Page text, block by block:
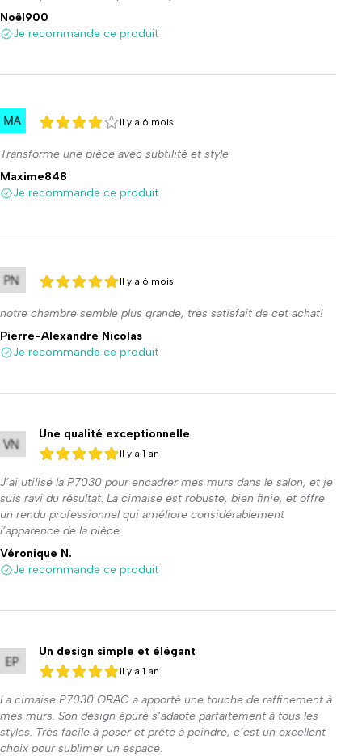
Noël900
Je recommande ce produit
4 sur 5
4 sur 5
Il y a 6 mois
Transforme une pièce avec subtilité et style
Maxime848
Je recommande ce produit
5 sur 5
5 sur 5
Il y a 6 mois
notre chambre semble plus grande, très satisfait de cet achat!
Pierre-Alexandre Nicolas
Je recommande ce produit
Une qualité exceptionnelle
5 sur 5
5 sur 5
Il y a 1 an
J’ai utilisé la P7030 pour encadrer mes murs dans le salon, et je
suis ravi du résultat. La cimaise est robuste, bien finie, et offre
un rendu professionnel qui améliore considérablement
l’apparence de la pièce.
Véronique N.
Je recommande ce produit
Un design simple et élégant
5 sur 5
5 sur 5
Il y a 1 an
La cimaise P7030 ORAC a apporté une touche de raffinement à
mes murs. Son design épuré s’adapte parfaitement à tous les
styles. Très facile à poser et prête à peindre, c’est un excellent
choix pour sublimer un espace.